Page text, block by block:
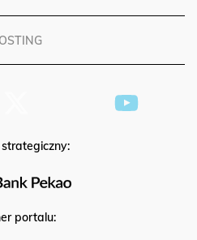
portalu: